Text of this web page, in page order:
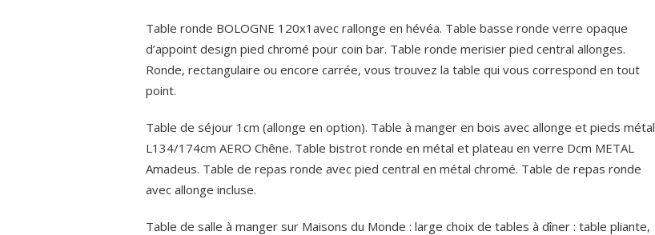
Table ronde BOLOGNE 120x1avec rallonge en hévéa. Table basse ronde verre opaque
d’appoint design pied chromé pour coin bar. Table ronde merisier pied central allonges.
Ronde, rectangulaire ou encore carrée, vous trouvez la table qui vous correspond en tout
point.
Table de séjour 1cm (allonge en option). Table à manger en bois avec allonge et pieds métal
L134/174cm AERO Chêne. Table bistrot ronde en métal et plateau en verre Dcm METAL
Amadeus. Table de repas ronde avec pied central en métal chromé. Table de repas ronde
avec allonge incluse.
Table de salle à manger sur Maisons du Monde : large choix de tables à dîner : table pliante,